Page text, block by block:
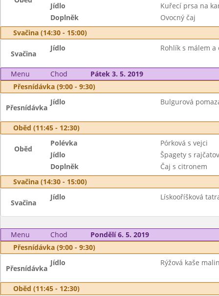
Jídlo
Kuřecí prsa na
Doplněk
Ovocný čaj
Svačina (14:30 - 15:00)
Svačina
Jídlo Rohlík s málem
Menu Chod
Pátek 3. 5. 2019
Přesnídávka (9:00 - 9:30)
Přesnídávka
Jídlo Bulgurová
Oběd (11:45 - 12:30)
Oběd
Polévka
Pórková s vejci
Jídlo
Špagety s
Doplněk
Čaj s citronem
Svačina (14:30 - 15:00)
Svačina
Jídlo Lískooříšková
Menu Chod
Pondělí 6. 5. 2019
Přesnídávka (9:00 - 9:30)
Přesnídávka
Jídlo Rýžová kaše
Oběd (11:45 - 12:30)